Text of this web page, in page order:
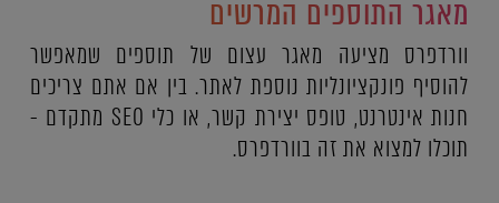
מאגר התוספים המרשים
וורדפרס מציעה מאגר עצום של תוספים שמאפשר
להוסיף פונקציונליות נוספת לאתר. בין אם אתם צריכים
חנות אינטרנט, טופס יצירת קשר, או כלי SEO מתקדם -
תוכלו למצוא את זה בוורדפרס.